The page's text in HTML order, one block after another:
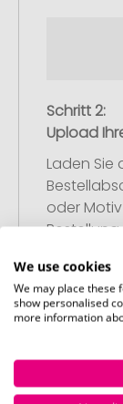
Schritt 2:
Upload
Laden Sie
oder
Bestellung
können
We use cookies
We may place these
show personalised
more information